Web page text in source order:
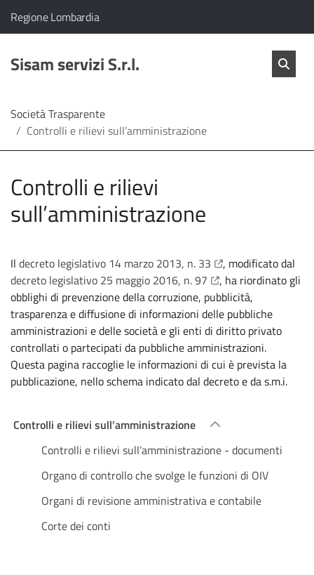
Home
Servizi
Linea
Il comune di Sisam servizi S.r.l. appartiene a:
Regione Lombardia(Apre il link in una nuova scheda)
Sisam servizi S.r.l. salta
Società Trasparente
Controlli e rilievi sull’amministrazione
Controlli e rilievi
sull’amministrazione
Il decreto legislativo 14 marzo 2013, n. 33 apre il link in una
, modificato dal
decreto legislativo 25 maggio 2016, n. 97 apre il link in una
, ha riordinato gli
obblighi di prevenzione della corruzione, pubblicità,
trasparenza e diffusione di informazioni delle pubbliche
amministrazioni e delle società e gli enti di diritto privato
controllati o partecipati da pubbliche amministrazioni.
Questa pagina raccoglie le informazioni di cui è prevista la
pubblicazione, nello schema indicato dal decreto e da s.m.i.
Controlli e rilievi sull’amministrazione
Controlli e rilievi sull’amministrazione - documenti
Organo di controllo che svolge le funzioni di OIV
Organi di revisione amministrativa e contabile
Corte dei conti